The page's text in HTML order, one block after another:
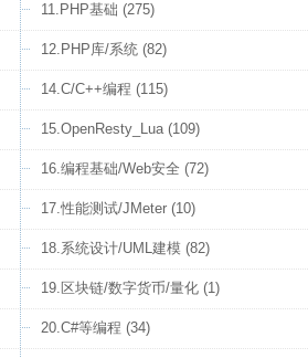
11.PHP基础 (275)
12.PHP库/系统 (82)
14.C/C++编程 (115)
15.OpenResty_Lua (109)
16.编程基础/Web安全 (72)
17.性能测试/JMeter (10)
18.系统设计/UML建模 (82)
19.区块链/数字货币/量化 (1)
20.C#等编程 (34)